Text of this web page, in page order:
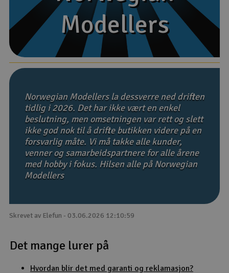
Båter
Droner
Droner for FPV
Fly
Helikopter
Kamerautstyr
Modellbygging, LEGO & byggesett
Outlet
Modellers
Modellers
Norwegian Modellers la dessverre ned driften
tidlig i 2026. Det har ikke vært en enkel
beslutning, men omsetningen var rett og slett
ikke god nok til å drifte butikken videre på en
forsvarlig måte. Vi må takke alle kunder,
venner og samarbeidspartnere for alle årene
med hobby i fokus. Hilsen alle på Norwegian
Modellers
Skrevet av Elefun - 03.06.2026 12:10:59
Det mange lurer på
Hvordan blir det med garanti og reklamasjon?